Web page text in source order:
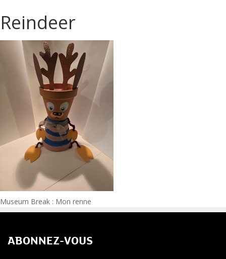
Reindeer
Navigation
l’article
Museum Break : Mon renne
ABONNEZ-VOUS